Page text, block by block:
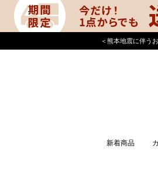
＜熊本地震に伴う
新着商品